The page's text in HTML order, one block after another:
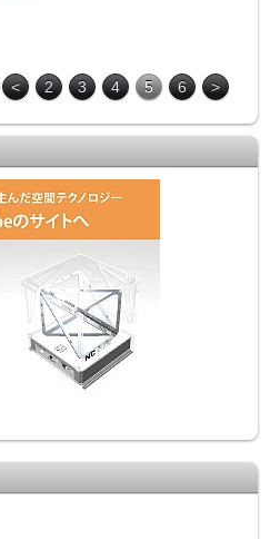
< 2 3 4 5 6 >